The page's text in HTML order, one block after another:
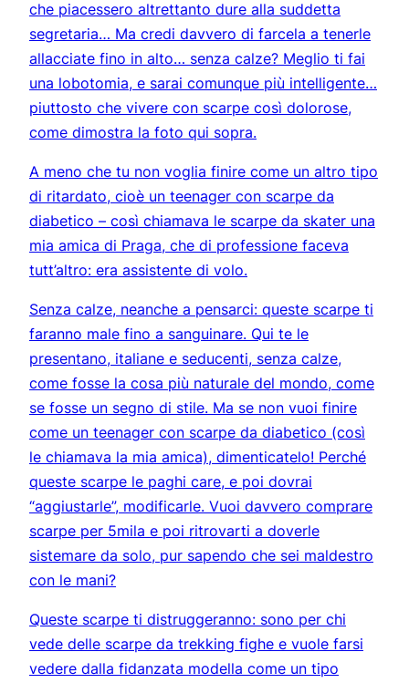
che piacessero altrettanto dure alla suddetta
segretaria… Ma credi davvero di farcela a tenerle
allacciate fino in alto… senza calze? Meglio ti fai
una lobotomia, e sarai comunque più intelligente…
piuttosto che vivere con scarpe così dolorose,
come dimostra la foto qui sopra.
A meno che tu non voglia finire come un altro tipo
di ritardato, cioè un teenager con scarpe da
diabetico – così chiamava le scarpe da skater una
mia amica di Praga, che di professione faceva
tutt’altro: era assistente di volo.
Senza calze, neanche a pensarci: queste scarpe ti
faranno male fino a sanguinare. Qui te le
presentano, italiane e seducenti, senza calze,
come fosse la cosa più naturale del mondo, come
se fosse un segno di stile. Ma se non vuoi finire
come un teenager con scarpe da diabetico (così
le chiamava la mia amica), dimenticatelo! Perché
queste scarpe le paghi care, e poi dovrai
“aggiustarle”, modificarle. Vuoi davvero comprare
scarpe per 5mila e poi ritrovarti a doverle
sistemare da solo, pur sapendo che sei maldestro
con le mani?
Queste scarpe ti distruggeranno: sono per chi
vede delle scarpe da trekking fighe e vuole farsi
vedere dalla fidanzata modella come un tipo